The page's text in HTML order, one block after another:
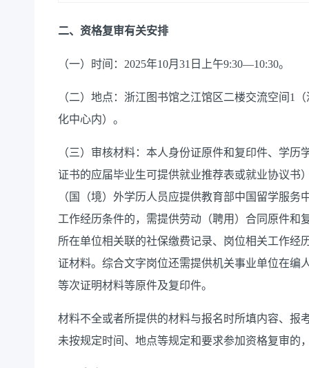
二、资格复审有关安排
（一）时间： 2025年10月 31 日 上午9:30—10:30。
（二）地点：浙江图书馆之江馆区二楼交流空间 1
化中心内） 。
（三）审核材料：本人身份证原件和复印件、学
证书的应届毕业生可提供就业推荐表或就业协议书
（国（境）外学历人员应提供教育部中国留学服
工作经历条件的，需提供劳动（聘用）合同原件和
所在单位相关联的社保缴费记录、岗位相关工作经
证材料。综合文字岗位还需提供机关事业单位在编
等次证明材料等原件及复印件。
材料不全或者所提供的材料与报名时所填内容、报
未按规定时间、地点等规定和要求参加资格复审的